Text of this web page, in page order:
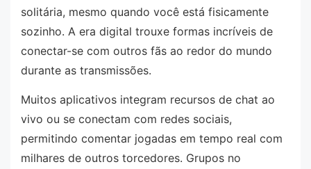
solitária, mesmo quando você está fisicamente
sozinho. A era digital trouxe formas incríveis de
conectar-se com outros fãs ao redor do mundo
durante as transmissões.
Muitos aplicativos integram recursos de chat ao
vivo ou se conectam com redes sociais,
permitindo comentar jogadas em tempo real com
milhares de outros torcedores. Grupos no